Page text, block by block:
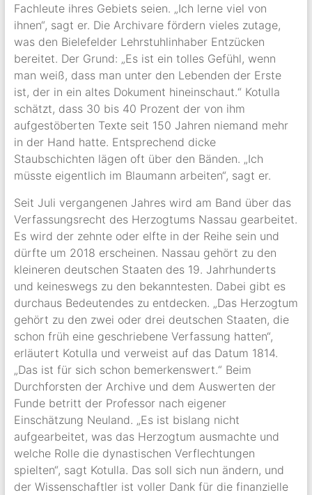
Fachleute ihres Gebiets seien. „Ich lerne viel von
ihnen“, sagt er. Die Archivare fördern vieles zutage,
was den Bielefelder Lehrstuhlinhaber Entzücken
bereitet. Der Grund: „Es ist ein tolles Gefühl, wenn
man weiß, dass man unter den Lebenden der Erste
ist, der in ein altes Dokument hineinschaut.“ Kotulla
schätzt, dass 30 bis 40 Prozent der von ihm
aufgestöberten Texte seit 150 Jahren niemand mehr
in der Hand hatte. Entsprechend dicke
Staubschichten lägen oft über den Bänden. „Ich
müsste eigentlich im Blaumann arbeiten“, sagt er.
Seit Juli vergangenen Jahres wird am Band über das
Verfassungsrecht des Herzogtums Nassau gearbeitet.
Es wird der zehnte oder elfte in der Reihe sein und
dürfte um 2018 erscheinen. Nassau gehört zu den
kleineren deutschen Staaten des 19. Jahrhunderts
und keineswegs zu den bekanntesten. Dabei gibt es
durchaus Bedeutendes zu entdecken. „Das Herzogtum
gehört zu den zwei oder drei deutschen Staaten, die
schon früh eine geschriebene Verfassung hatten“,
erläutert Kotulla und verweist auf das Datum 1814.
„Das ist für sich schon bemerkenswert.“ Beim
Durchforsten der Archive und dem Auswerten der
Funde betritt der Professor nach eigener
Einschätzung Neuland. „Es ist bislang nicht
aufgearbeitet, was das Herzogtum ausmachte und
welche Rolle die dynastischen Verflechtungen
spielten“, sagt Kotulla. Das soll sich nun ändern, und
der Wissenschaftler ist voller Dank für die finanzielle